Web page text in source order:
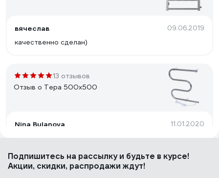
вячеслав 09.06.2019
качественно сделан)
13 отзывов
Отзыв о Тера 500х500
Nina Bulanova 11.01.2020
Небольшой
9 отзывов
Подпишитесь на рассылкуи будьте в курсе!
Акции, скидки, распродажи ждут!